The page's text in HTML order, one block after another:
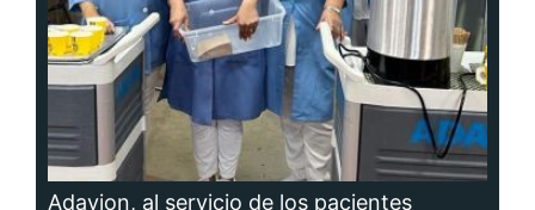
Adavion, al servicio de los pacientes